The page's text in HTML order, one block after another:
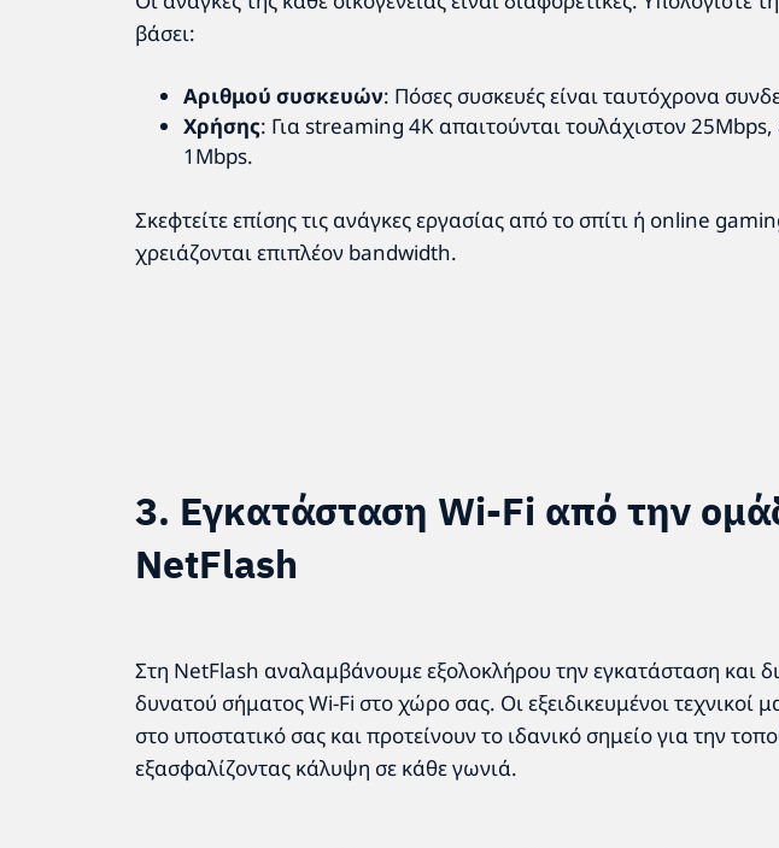
βάσει:
Αριθμού συσκευών: Πόσες συσκευές είναι ταυτόχρονα
Χρήσης: Για streaming 4K απαιτούνται τουλάχιστον
1Mbps.
Σκεφτείτε επίσης τις ανάγκες εργασίας από το σπίτι ή online
χρειάζονται επιπλέον bandwidth.
3. Εγκατάσταση Wi-Fi από την
NetFlash
Στη NetFlash αναλαμβάνουμε εξολοκλήρου την εγκατάσταση και
δυνατού σήματος Wi-Fi στο χώρο σας. Οι εξειδικευμένοι τεχνικοί
στο υποστατικό σας και προτείνουν το ιδανικό σημείο για την
εξασφαλίζοντας κάλυψη σε κάθε γωνιά.